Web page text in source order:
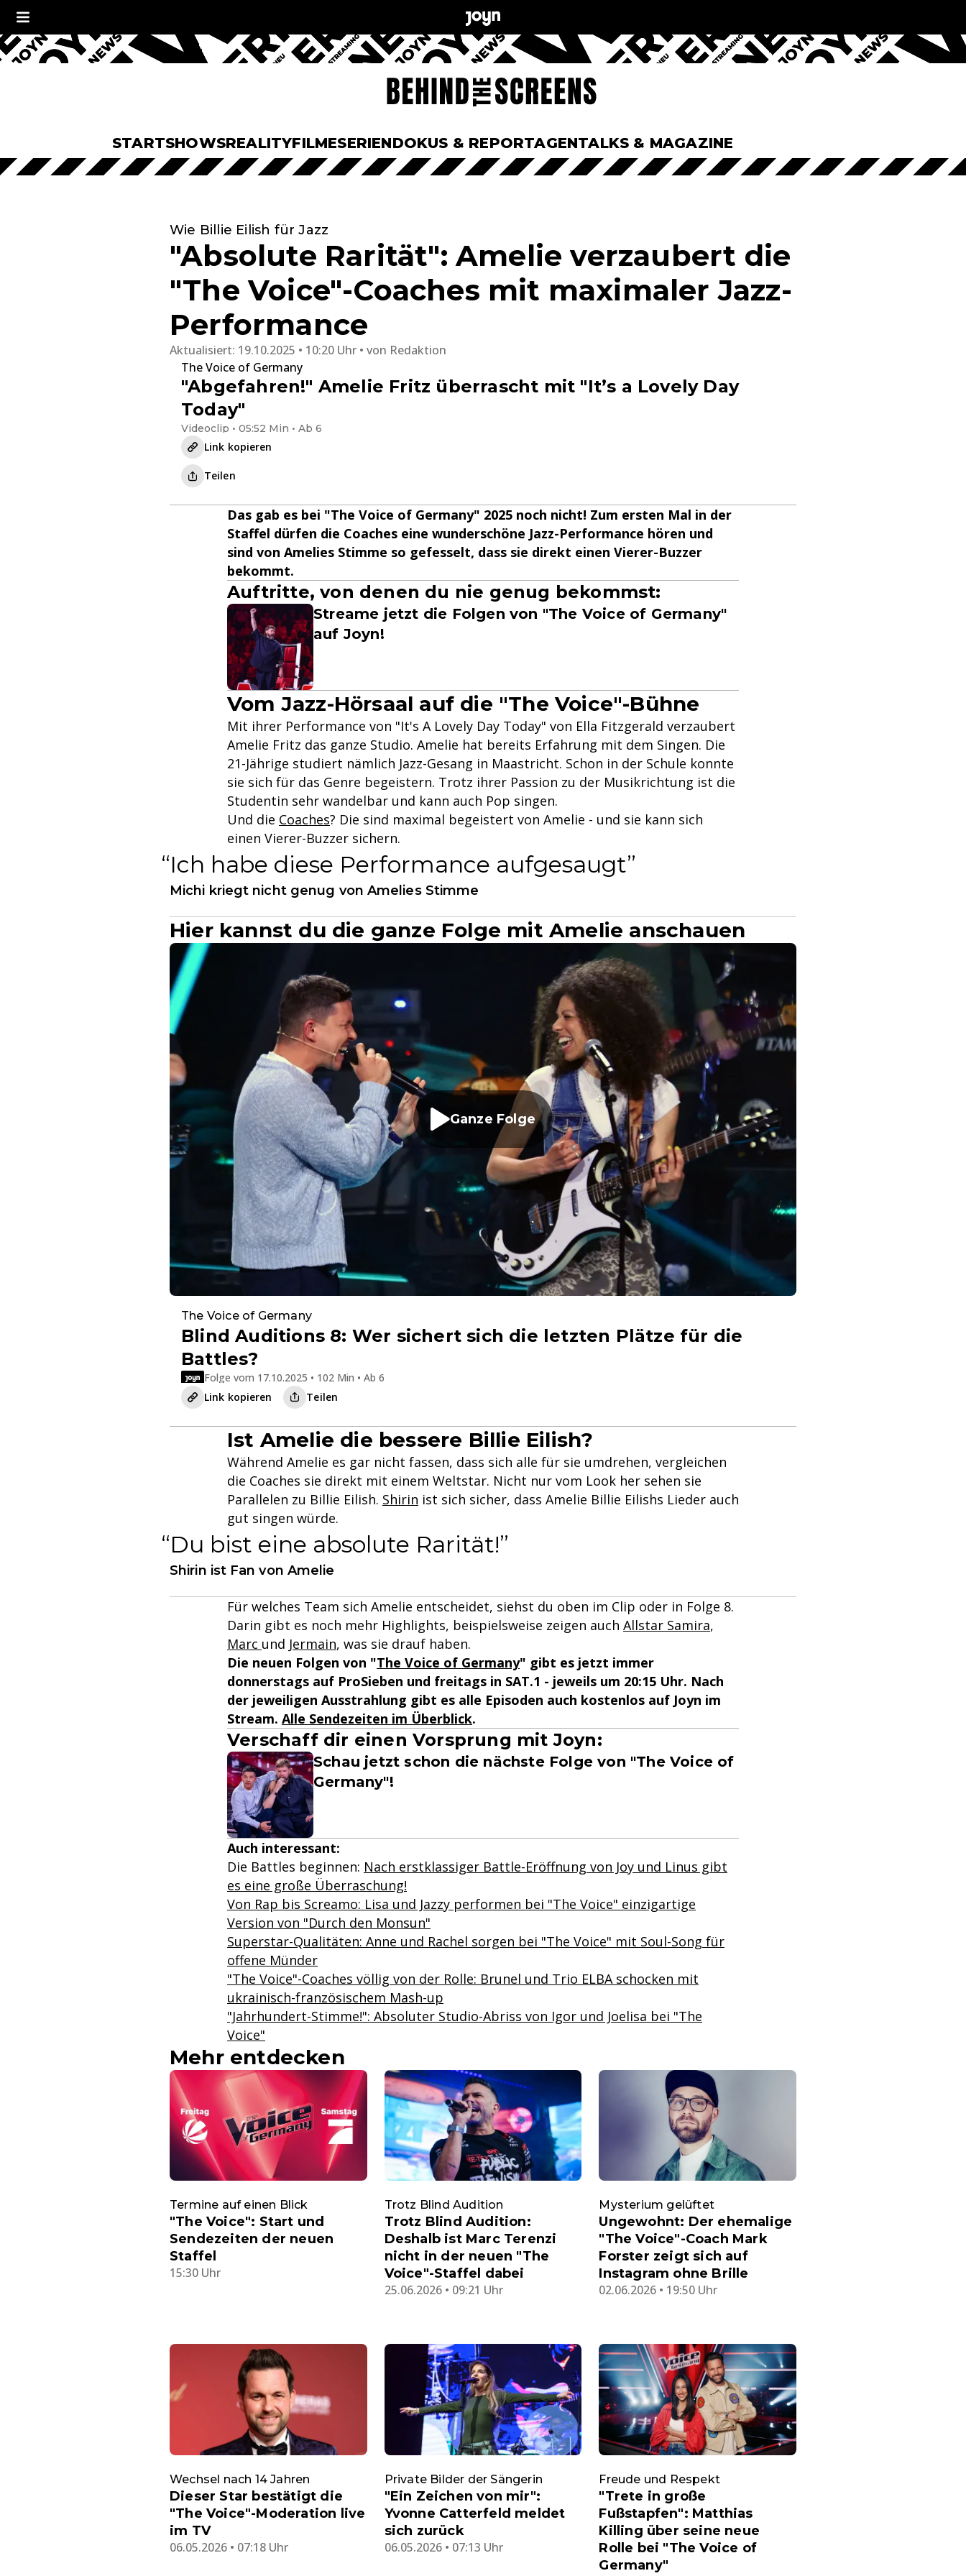
STARTSHOWSREALITYFILMESERIENDOKUS & REPORTAGENTALKS & MAGAZINE
Wie Billie Eilish für Jazz
"Absolute Rarität": Amelie verzaubert die
"The Voice"-Coaches mit maximaler Jazz-
Performance
Aktualisiert: 19.10.2025 • 10:20 Uhr von Redaktion
The Voice of Germany
"Abgefahren!" Amelie Fritz überrascht mit "It’s a Lovely Day
Today"
Videoclip • 05:52 Min • Ab 6
Link kopieren
Teilen
Das gab es bei "The Voice of Germany" 2025 noch nicht! Zum ersten Mal in der
Staffel dürfen die Coaches eine wunderschöne Jazz-Performance hören und
sind von Amelies Stimme so gefesselt, dass sie direkt einen Vierer-Buzzer
bekommt.
Auftritte, von denen du nie genug bekommst:
Streame jetzt die Folgen von "The Voice of Germany"
auf Joyn!
Vom Jazz-Hörsaal auf die "The Voice"-Bühne
Mit ihrer Performance von "It's A Lovely Day Today" von Ella Fitzgerald verzaubert
Amelie Fritz das ganze Studio. Amelie hat bereits Erfahrung mit dem Singen. Die
21-Jährige studiert nämlich Jazz-Gesang in Maastricht. Schon in der Schule konnte
sie sich für das Genre begeistern. Trotz ihrer Passion zu der Musikrichtung ist die
Studentin sehr wandelbar und kann auch Pop singen.
Und die Coaches? Die sind maximal begeistert von Amelie - und sie kann sich
einen Vierer-Buzzer sichern.
Ich habe diese Performance aufgesaugt
Michi kriegt nicht genug von Amelies Stimme
Hier kannst du die ganze Folge mit Amelie anschauen
Ganze Folge
The Voice of Germany
Blind Auditions 8: Wer sichert sich die letzten Plätze für die
Battles?
Folge vom 17.10.2025 • 102 Min • Ab 6
Link kopieren
Teilen
Ist Amelie die bessere Billie Eilish?
Während Amelie es gar nicht fassen, dass sich alle für sie umdrehen, vergleichen
die Coaches sie direkt mit einem Weltstar. Nicht nur vom Look her sehen sie
Parallelen zu Billie Eilish. Shirin ist sich sicher, dass Amelie Billie Eilishs Lieder auch
gut singen würde.
Du bist eine absolute Rarität!
Shirin ist Fan von Amelie
Für welches Team sich Amelie entscheidet, siehst du oben im Clip oder in Folge 8.
Darin gibt es noch mehr Highlights, beispielsweise zeigen auch Allstar Samira,
Marc und Jermain, was sie drauf haben.
Die neuen Folgen von "The Voice of Germany" gibt es jetzt immer
donnerstags auf ProSieben und freitags in SAT.1 - jeweils um 20:15 Uhr. Nach
der jeweiligen Ausstrahlung gibt es alle Episoden auch kostenlos auf Joyn im
Stream. Alle Sendezeiten im Überblick.
Verschaff dir einen Vorsprung mit Joyn:
Schau jetzt schon die nächste Folge von "The Voice of
Germany"!
Auch interessant:
Die Battles beginnen: Nach erstklassiger Battle-Eröffnung von Joy und Linus gibt
es eine große Überraschung!
Von Rap bis Screamo: Lisa und Jazzy performen bei "The Voice" einzigartige
Version von "Durch den Monsun"
Superstar-Qualitäten: Anne und Rachel sorgen bei "The Voice" mit Soul-Song für
offene Münder
"The Voice"-Coaches völlig von der Rolle: Brunel und Trio ELBA schocken mit
ukrainisch-französischem Mash-up
"Jahrhundert-Stimme!": Absoluter Studio-Abriss von Igor und Joelisa bei "The
Voice"
Mehr entdecken
Termine auf einen Blick
"The Voice": Start und
Sendezeiten der neuen
Staffel
15:30 Uhr
Trotz Blind Audition
Trotz Blind Audition:
Deshalb ist Marc Terenzi
nicht in der neuen "The
Voice"-Staffel dabei
25.06.2026 • 09:21 Uhr
Mysterium gelüftet
Ungewohnt: Der ehemalige
"The Voice"-Coach Mark
Forster zeigt sich auf
Instagram ohne Brille
02.06.2026 • 19:50 Uhr
Wechsel nach 14 Jahren
Dieser Star bestätigt die
"The Voice"-Moderation live
im TV
06.05.2026 • 07:18 Uhr
Private Bilder der Sängerin
"Ein Zeichen von mir":
Yvonne Catterfeld meldet
sich zurück
06.05.2026 • 07:13 Uhr
Freude und Respekt
"Trete in große
Fußstapfen": Matthias
Killing über seine neue
Rolle bei "The Voice of
Germany"